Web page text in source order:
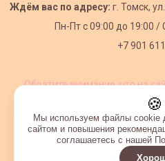
Ждём вас по адресу: г. Томск,
Пн-Пт с09:00 до 19:00 /
+7 901
Обратите внимание, что на
🍪
Мы используем файлы cookie
сайтом и повышения
соглашаетесь с нашей